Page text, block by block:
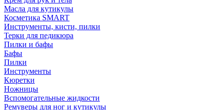
Масла для кутикулы
Косметика SMART
Инструменты, кисти, пилки
Терки для педикюра
Пилки и бафы
Бафы
Пилки
Инструменты
Кюретки
Ножницы
Вспомогательные жидкости
Ремуверы для ног и кутикулы